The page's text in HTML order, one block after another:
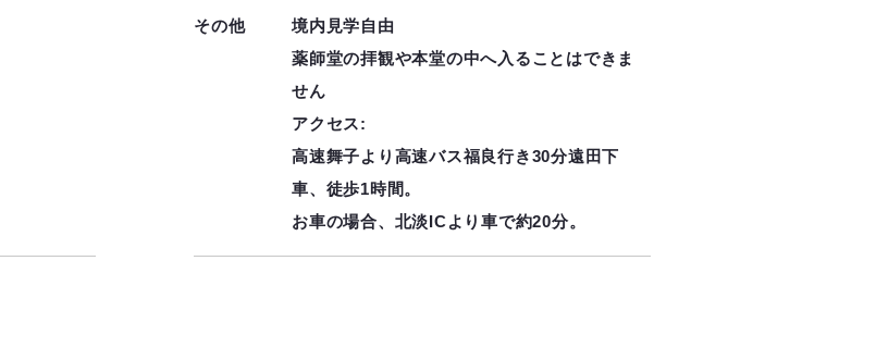
その他
境内見学自由
薬師堂の拝観や本堂の中へ入ることはできま
せん
アクセス:
高速舞子より高速バス福良行き30分遠田下
車、徒歩1時間。
お車の場合、北淡ICより車で約20分。